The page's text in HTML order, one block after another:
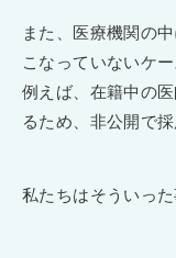
また、医療機関の
こなっていないケー
例えば、在籍中の
るため、非公開で
私たちはそういっ